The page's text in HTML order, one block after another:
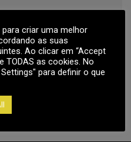
based on your local
criar uma melhor
as suas
Ao clicar em “Accept
TODAS as cookies. No
para definir o que